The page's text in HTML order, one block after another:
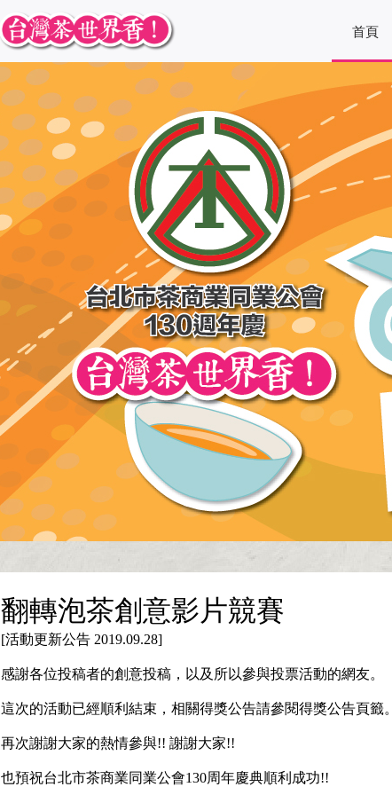
首頁
翻轉泡茶創意影片競賽
[活動更新公告 2019.09.28]
感謝各位投稿者的創意投稿，以及所以參與投票活動的網友。
這次的活動已經順利結束，相關得獎公告請參閱得獎公告頁籤。
再次謝謝大家的熱情參與!! 謝謝大家!!
也預祝台北市茶商業同業公會130周年慶典順利成功!!